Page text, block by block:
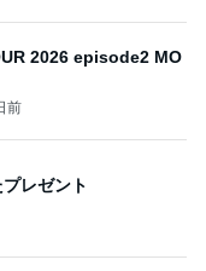
2026 episode2 MO
前
レゼント